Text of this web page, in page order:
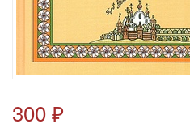
300 ₽